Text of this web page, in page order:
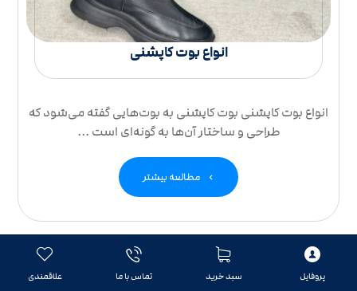
انواع بوت کاپشنی
انواع بوت کاپشنی بوت کاپشنی به بوت‌هایی گفته می‌شود که
طراحی و ساختار آن‌ها به گونه‌ای است ...
مطالعه بیشتر
پروفایل سبد خرید تماس با ما علاقمندی